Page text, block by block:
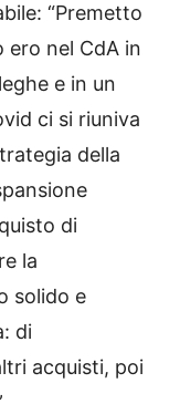
“Premetto
ero nel CdA in
e in un
ci si riuniva
della
di
la
solido e
di
acquisti, poi